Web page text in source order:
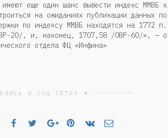
еще один шанс вывести индекс ММВБ
на ожиданиях публикации данных
по индексу ММВБ находятся на 1772
20/, и, наконец, 1707,58 /ОВР-60/», —
отдела ФЦ «Инфина»
В СОЦ СЕТЯХ ☀